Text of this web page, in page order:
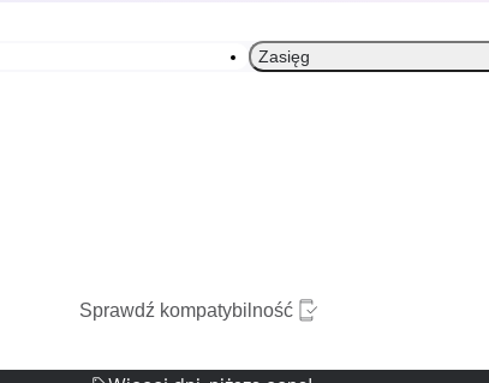
Zasięg
Sprawdź kompatybilność